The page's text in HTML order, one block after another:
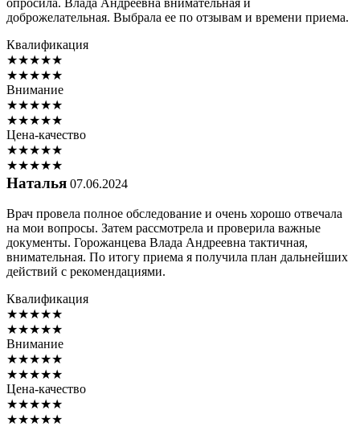
доброжелательная. Выбрала ее по отзывам и времени приема.
Квалификация
★★★★★
★★★★★
Внимание
★★★★★
★★★★★
Цена-качество
★★★★★
★★★★★
Наталья 07.06.2024
Врач провела полное обследование и очень хорошо отвечала
на мои вопросы. Затем рассмотрела и проверила важные
документы. Горожанцева Влада Андреевна тактичная,
внимательная. По итогу приема я получила план дальнейших
действий с рекомендациями.
Квалификация
★★★★★
★★★★★
Внимание
★★★★★
★★★★★
Цена-качество
★★★★★
★★★★★